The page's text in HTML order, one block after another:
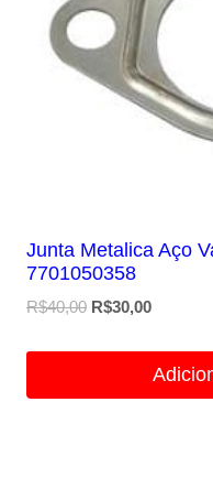
Junta Metalica Aço
7701050358
R$40,00 O
R$30,00O
é: